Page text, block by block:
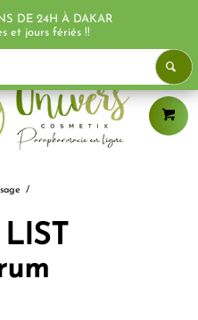
/
DE 24H À DAKAR
et jours fériés !!